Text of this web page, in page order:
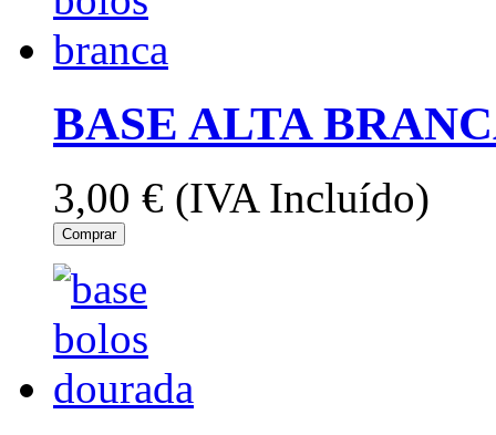
BASE ALTA
3,00 € (IVA Incluído)
Comprar